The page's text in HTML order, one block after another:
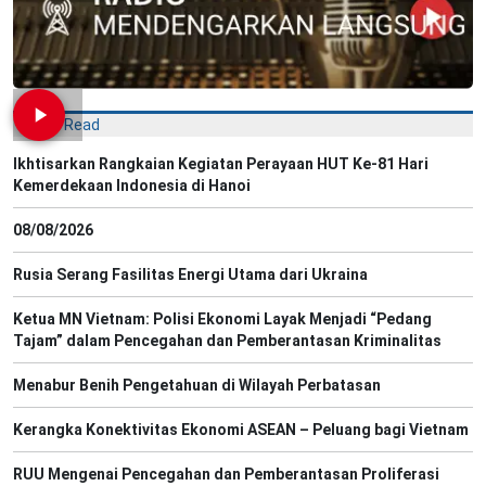
Most Read
Ikhtisarkan Rangkaian Kegiatan Perayaan HUT Ke-81 Hari
Kemerdekaan Indonesia di Hanoi
08/08/2026
Rusia Serang Fasilitas Energi Utama dari Ukraina
Ketua MN Vietnam: Polisi Ekonomi Layak Menjadi “Pedang
Tajam” dalam Pencegahan dan Pemberantasan Kriminalitas
Menabur Benih Pengetahuan di Wilayah Perbatasan
Kerangka Konektivitas Ekonomi ASEAN – Peluang bagi Vietnam
RUU Mengenai Pencegahan dan Pemberantasan Proliferasi